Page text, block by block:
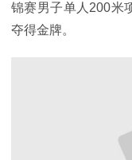
锦赛男子单人200米
夺得金牌。